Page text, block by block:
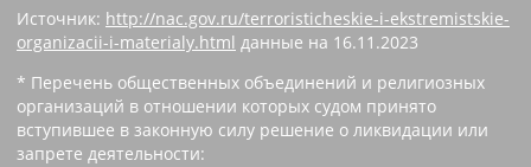
Источник: http://nac.gov.ru/terroristicheskie-i-ekstremistskie-
organizacii-i-materialy.html данные на 16.11.2023
* Перечень общественных объединений и религиозных
организаций в отношении которых судом принято
вступившее в законную силу решение о ликвидации или
запрете деятельности: